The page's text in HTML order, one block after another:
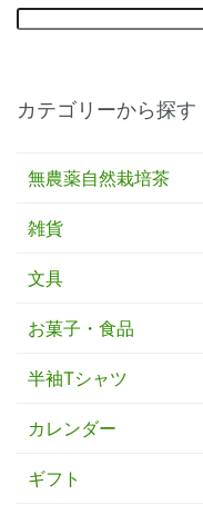
カテゴリーから探す
無農薬自然栽培茶
雑貨
文具
お菓子・食品
半袖Tシャツ
カレンダー
ギフト